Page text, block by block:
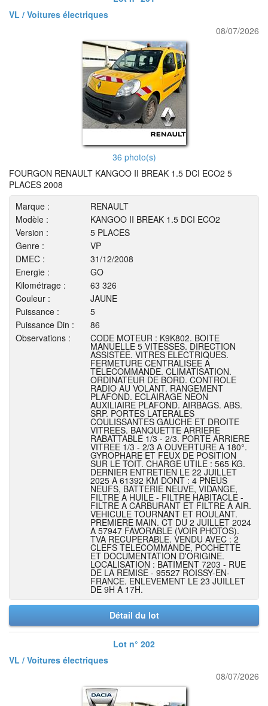
VL / Voitures électriques
08/07/2026
36 photo(s)
FOURGON RENAULT KANGOO II BREAK 1.5 DCI ECO2 5
PLACES 2008
Marque :
RENAULT
Modèle :
KANGOO II BREAK 1.5 DCI ECO2
Version :
5 PLACES
Genre :
VP
DMEC :
31/12/2008
Energie :
GO
Kilométrage :
63 326
Couleur :
JAUNE
Puissance :
5
Puissance Din :
86
Observations :
CODE MOTEUR : K9K802. BOITE
MANUELLE 5 VITESSES. DIRECTION
ASSISTEE. VITRES ELECTRIQUES.
FERMETURE CENTRALISEE A
TELECOMMANDE. CLIMATISATION.
ORDINATEUR DE BORD. CONTROLE
RADIO AU VOLANT. RANGEMENT
PLAFOND. ECLAIRAGE NEON
AUXILIAIRE PLAFOND. AIRBAGS. ABS.
SRP. PORTES LATERALES
COULISSANTES GAUCHE ET DROITE
VITREES. BANQUETTE ARRIERE
RABATTABLE 1/3 - 2/3. PORTE ARRIERE
VITREE 1/3 - 2/3 A OUVERTURE A 180°.
GYROPHARE ET FEUX DE POSITION
SUR LE TOIT. CHARGE UTILE : 565 KG.
DERNIER ENTRETIEN LE 22 JUILLET
2025 A 61392 KM DONT : 4 PNEUS
NEUFS, BATTERIE NEUVE, VIDANGE,
FILTRE A HUILE - FILTRE HABITACLE -
FILTRE A CARBURANT ET FILTRE A AIR.
VEHICULE TOURNANT ET ROULANT.
PREMIERE MAIN. CT DU 2 JUILLET 2024
A 57947 FAVORABLE (VOIR PHOTOS).
TVA RECUPERABLE. VENDU AVEC : 2
CLEFS TELECOMMANDE, POCHETTE
ET DOCUMENTATION D'ORIGINE.
LOCALISATION : BATIMENT 7203 - RUE
DE LA REMISE - 95527 ROISSY-EN-
FRANCE. ENLEVEMENT LE 23 JUILLET
DE 9H A 17H.
Détail du lot
Lot n° 202
VL / Voitures électriques
08/07/2026